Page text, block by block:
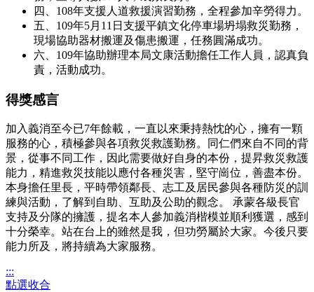
四、108年支援人道救援演習勤務，全程參加辛勞得力。
五、109年5月11日支援平鎮文化停車場坍塌救災勤務，
現場協助器材搬運及傷患搬運，任務圓滿成功。
六、109年協助辦理本局文康活動擔任工作人員，認真負
責，活動成功。
得獎感言
加入義消至今已7年餘載，一直以來秉持熱忱的心，擁有一顆
服務的心，積極參與各項救災救護勤務。同仁們來自不同的背
景，從事不同工作，因此需要做好自身的本份，提昇救災救護
能力，精進救災技能以應付各種災害，堅守崗位，善盡本份。
本身擔任里長，平時帶領鄰長、志工及居民參與各種防災的訓
練與活動，了解到自助、互助及公助的觀念。 承蒙各級長官
支持及分隊的擁護，提名本人參加義消楷模並順利獲選，感到
十分榮幸。站在台上的雖然是我，但功勞屬於大家。今後只要
能力所及，將持續為大家服務。
:::
點選收合